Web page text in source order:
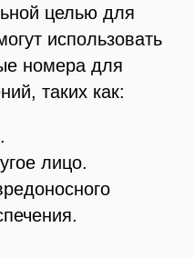
целью для
использовать
номера для
таких как:
лицо.